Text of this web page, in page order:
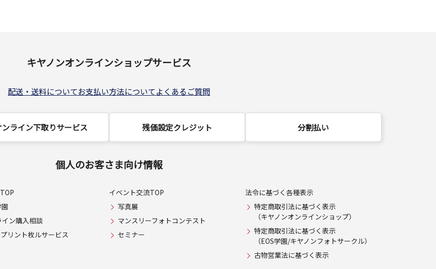
キヤノンオンラインショップサービス
配送・送料についてお支払い方法についてよくあるご質問
ライン下取りサービス 残価設定クレジット 分割払い
個人のお客さま向け情報
ン購入相談
リント枚ルサービス
イベント交流TOP
写真展
マンスリーフォトコンテスト
セミナー
法令に基づく各種表示
特定商取引法に基づく表示
（キヤノンオンラインショップ）
特定商取引法に基づく表示
（EOS学園/キヤノンフォトサークル）
古物営業法に基づく表示